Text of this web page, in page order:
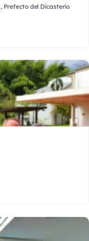
Prefecto del Dicasterio